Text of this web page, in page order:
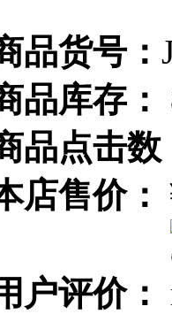
品货号：
品库存：
品点击数
店售价：
户评价：